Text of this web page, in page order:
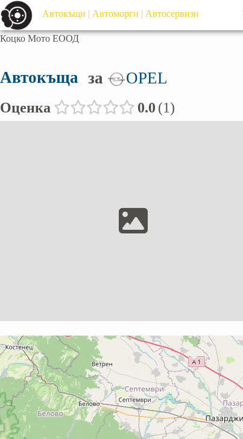
Автокъщи | Автоморги | Автосервизи
Коцко Мото ЕООД
Автокъща за OPEL
Оценка 0.0 1